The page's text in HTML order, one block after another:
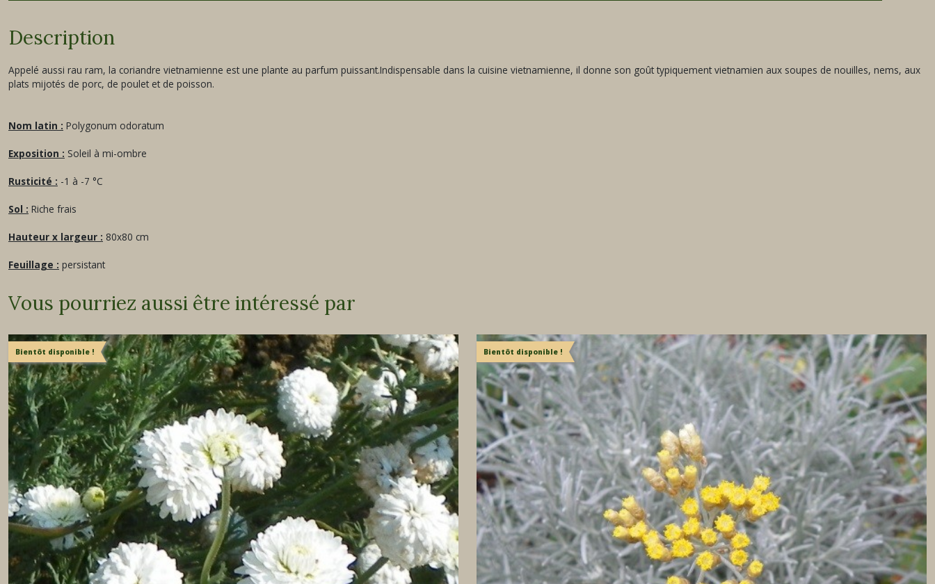
Description
Appelé aussi rau ram, la coriandre vietnamienne est une plante au parfum puissant.Indispensable dans la cuisine vietnamienne, il donne son goût typiquement vietnamien aux soupes de nouilles, nems, aux
plats mijotés de porc, de poulet et de poisson.
Nom latin : Polygonum odoratum
Exposition : Soleil à mi-ombre
Rusticité : -1 à -7 °C
Sol : Riche frais
Hauteur x largeur : 80x80 cm
Feuillage : persistant
Vous pourriez aussi être intéressé par
Bientôt disponible ! Bientôt disponible !